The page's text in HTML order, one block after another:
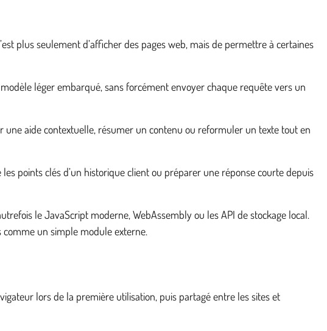
plus seulement d’afficher des pages web, mais de permettre à certaines
léger embarqué, sans forcément envoyer chaque requête vers un
une aide contextuelle, résumer un contenu ou reformuler un texte tout en
points clés d’un historique client ou préparer une réponse courte depuis
le JavaScript moderne, WebAssembly ou les API de stockage local.
comme un simple module externe.
lors de la première utilisation, puis partagé entre les sites et